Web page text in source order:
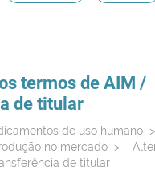
termos de AIM /
de titular
de uso humano >
no mercado >
de titular